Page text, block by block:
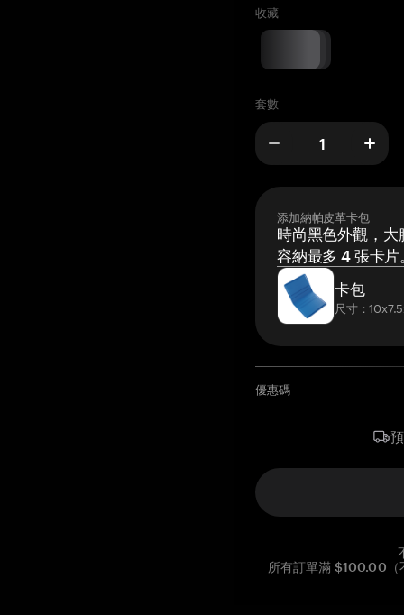
收藏
套數
添加納帕皮革卡包
時尚黑色外觀，大
容納最多 4 張卡片
卡包
尺寸：
優惠碼
所有訂單滿 $100.00（